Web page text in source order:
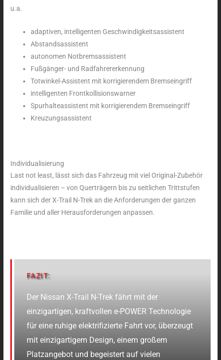
u.a.
adaptiven, intelligenten Geschwindigkeitsassistent
Abstandsassistent
autonomen Notbremsassistent
Fußgänger- und Radfahrererkennung
Totwinkel-Assistent mit korrigierendem Bremseingriff
intelligenten Frontkollisionswarner
Spurhalteassistent mit korrigierendem Bremseingriff
Kreuzungsassistent
Individualisierung
Last not least, lässt sich das Fahrzeug mit viel Original-Zubehör
individualisieren – von Querträgern bis zu seitlichen Trittstufen
kann sich der X-Trail N-Trek an die Anforderungen der ganzen
Familie und aller Herausforderungen anpassen.
FAZIT:
Der Nissan X-Trail N-Trek fährt mit der
einzigartigen, kraftvollen e-POWER Technologie
für eine ruhige elektrifizierte Fahrt vor, überzeugt
mit einzigartigem Design, einem großem
Platzangebot und begeistert auf vielen